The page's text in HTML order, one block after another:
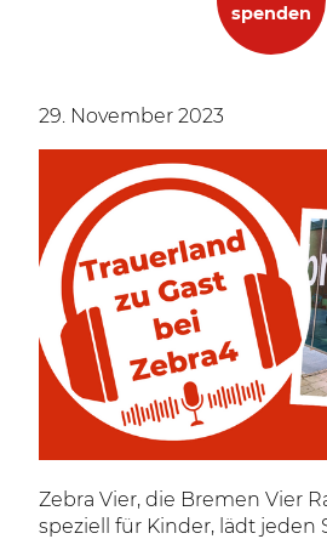
spenden
29. November 2023
Zebra Vier, die Bremen Vier
speziell für Kinder, lädt jeden